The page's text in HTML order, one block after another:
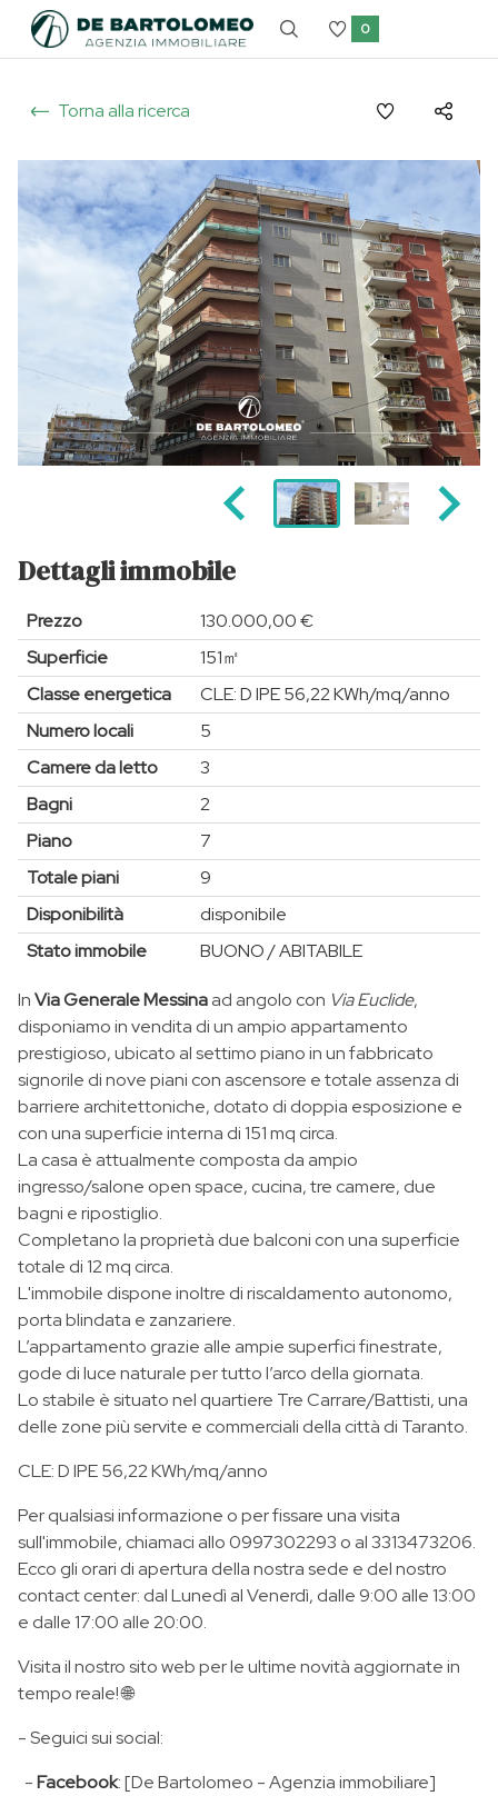
0
Torna alla ricerca
Dettagli immobile
Prezzo
130.000,00 €
Superficie
151㎡
Classe energetica
CLE: D IPE 56,22 KWh/mq/anno
Numero locali
5
Camere da letto
3
Bagni
2
Piano
7
Totale piani
9
Disponibilità
disponibile
Stato immobile
BUONO / ABITABILE
InVia Generale Messinaad angolo con Via Euclide,
disponiamo in vendita di un ampio appartamento
prestigioso, ubicato al settimo piano in un fabbricato
signorile di nove piani con ascensore e totale assenza di
barriere architettoniche, dotato di doppia esposizione e
con una superficie interna di 151 mq circa.
La casa è attualmente composta da ampio
ingresso/salone open space, cucina, tre camere, due
bagni e ripostiglio.
Completano la proprietà due balconi con una superficie
totale di 12 mq circa.
L'immobile dispone inoltre di riscaldamento autonomo,
porta blindata e zanzariere.
L’appartamento grazie alle ampie superfici finestrate,
gode di luce naturale per tutto l’arco della giornata.
Lo stabile è situato nel quartiere Tre Carrare/Battisti, una
delle zone più servite e commerciali della città di Taranto.
CLE: D IPE 56,22 KWh/mq/anno
Per qualsiasi informazione o per fissare una visita
sull'immobile, chiamaci allo 0997302293 o al 3313473206.
Ecco gli orari di apertura della nostra sede e del nostro
contact center: dal Lunedì al Venerdì, dalle 9:00 alle 13:00
e dalle 17:00 alle 20:00.
Visita il nostro sito web per le ultime novità aggiornate in
tempo reale! 🌐
- Seguici sui social:
-Facebook: [De Bartolomeo - Agenzia immobiliare]